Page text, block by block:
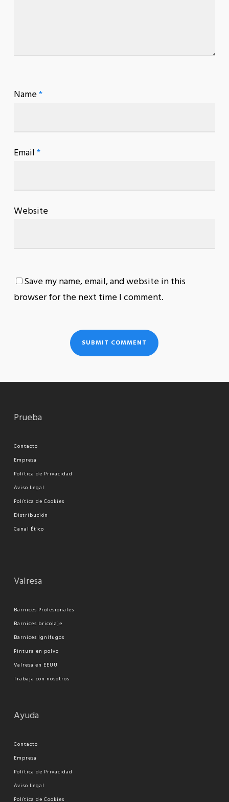
Name*
Email*
Website
Save my name, email, and website in this
browser for the next time I comment.
Prueba
Contacto
Empresa
Política de Privacidad
Aviso Legal
Política de Cookies
Distribución
Canal Ético
Valresa
Barnices Profesionales
Barnices bricolaje
Barnices Ignífugos
Pintura en polvo
Valresa en EEUU
Trabaja con nosotros
Ayuda
Contacto
Empresa
Política de Privacidad
Aviso Legal
Política de Cookies